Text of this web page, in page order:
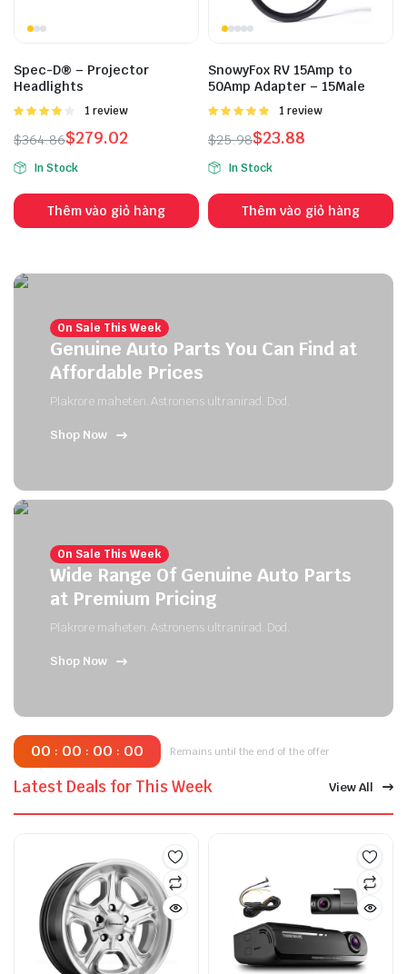
Spec-D® – Projector
Headlights
Được
4.005
1 review
$364.86$279.02
In Stock
Thêm vào giỏ hàng
SnowyFox RV 15Amp to
50Amp Adapter – 15Male
Được
5.005 sao
1 review
$25.98$23.88
In Stock
Thêm vào giỏ hàng
On Sale This Week
Genuine Auto Parts You Can Find at
Affordable Prices
Plakrore maheten. Astronens ultranirad. Dod.
Shop Now
On Sale This Week
Wide Range Of Genuine Auto Parts
at Premium Pricing
Plakrore maheten. Astronens ultranirad. Dod.
Shop Now
Latest Deals for This Week
00 : 00 : 00 : 00 Remains until the end of the offer
View All